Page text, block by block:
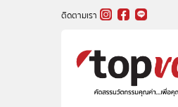
ติดตามเรา